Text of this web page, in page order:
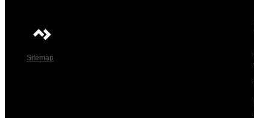
Sitemap